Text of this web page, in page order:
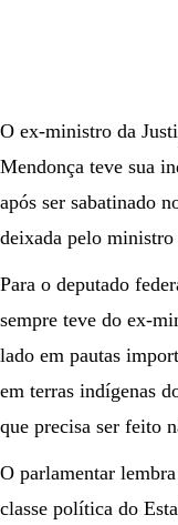
O ex-ministro da
Mendonça teve sua
após ser sabatinado
deixada pelo
Para o deputado
sempre teve do ex-
lado em pautas
em terras indígenas
que precisa ser feito
O parlamentar
classe política do